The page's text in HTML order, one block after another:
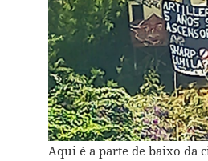
Aqui é a parte de baixo da